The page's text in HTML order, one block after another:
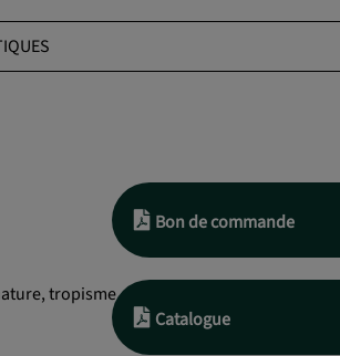
tropisme, préparations), et non ,
Bon de commande
Catalogue